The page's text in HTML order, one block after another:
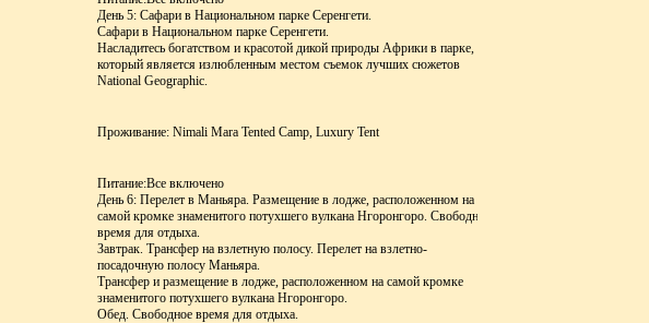
День 5: Сафари в Национальном парке Серенгети.
Сафари в Национальном парке Серенгети.
Насладитесь богатством и красотой дикой природы Африки в парке,
который является излюбленным местом съемок лучших сюжетов
National Geographic.
Проживание: Nimali Mara Tented Camp, Luxury Tent
Питание:Все включено
День 6: Перелет в Маньяра. Размещение в лодже, расположенном на
самой кромке знаменитого потухшего вулкана Нгоронгоро. Свободное
время для отдыха.
Завтрак. Трансфер на взлетную полосу. Перелет на взлетно-
посадочную полосу Маньяра.
Трансфер и размещение в лодже, расположенном на самой кромке
знаменитого потухшего вулкана Нгоронгоро.
Обед. Свободное время для отдыха.